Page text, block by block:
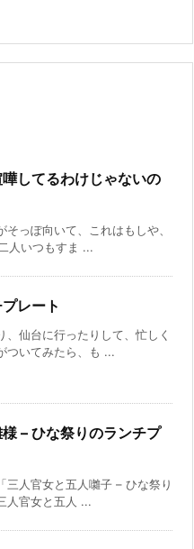
してるわけじゃないの
そっぽ向いて、これはもしや、
人いつもすま ...
レート
、仙台に行ったりして、忙しく
ついてみたら、も ...
– ひな祭りのランチプ
三人官女と五人囃子 – ひな祭り
人官女と五人 ...